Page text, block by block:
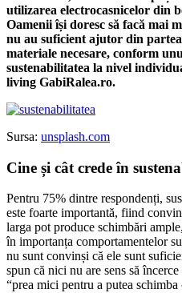
utilizarea electrocasnicelor din
Oamenii își doresc să facă mai
nu au suficient ajutor din
materiale necesare, conform
sustenabilitatea la nivel
living GabiRalea.ro.
Sursa: unsplash.com
Cine și cât crede în
Pentru 75% dintre respondenți,
este foarte importantă, fiind
larga pot produce schimbări
în importanța comportamentelor
nu sunt convinși că ele sunt
spun că nici nu are sens să
“prea mici pentru a putea schimba